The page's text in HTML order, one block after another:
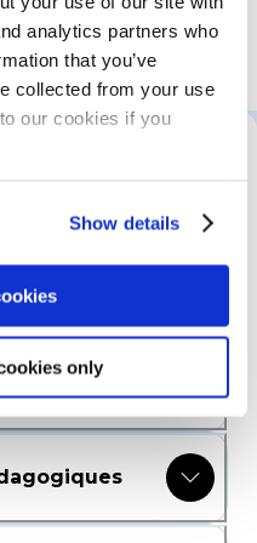
analytics partners who
that you’ve
collected from your use
our cookies if you
Show details
only
et